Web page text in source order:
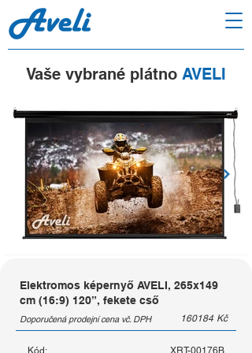
Vaše vybrané plátno AVELI
Elektromos képernyő AVELI, 265x149
cm (16:9) 120”, fekete cső
Doporučená prodejní cena vč. DPH 160184 Kč
Kód: XRT-00176B